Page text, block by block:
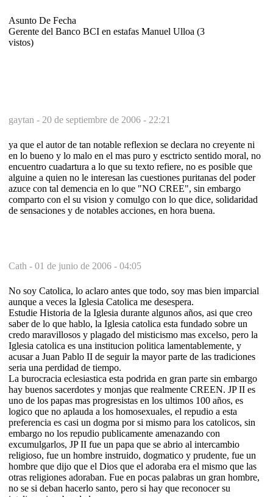
Asunto De Fecha
Gerente del Banco BCI en estafas Manuel Ulloa (3
vistos)
gaytan - 20 de septiembre de 2006 - 22:21
ya que el autor de tan notable reflexion se declara no creyente ni
en lo bueno y lo malo en el mas puro y esctricto sentido moral, no
encuentro cuadartura a lo que su texto refiere, no es posible que
alguine a quien no le interesan las cuestiones puritanas del poder
azuce con tal demencia en lo que "NO CREE", sin embargo
comparto con el su vision y comulgo con lo que dice, solidaridad
de sensaciones y de notables acciones, en hora buena.
Cath - 01 de junio de 2006 - 04:05
No soy Catolica, lo aclaro antes que todo, soy mas bien imparcial
aunque a veces la Iglesia Catolica me desespera.
Estudie Historia de la Iglesia durante algunos años, asi que creo
saber de lo que hablo, la Iglesia catolica esta fundado sobre un
credo maravillosos y plagado del misticismo mas excelso, pero la
Iglesia catolica es una institucion politica lamentablemente, y
acusar a Juan Pablo II de seguir la mayor parte de las tradiciones
seria una perdidad de tiempo.
La burocracia eclesiastica esta podrida en gran parte sin embargo
hay buenos sacerdotes y monjas que realmente CREEN. JP II es
uno de los papas mas progresistas en los ultimos 100 años, es
logico que no aplauda a los homosexuales, el repudio a esta
preferencia es casi un dogma por si mismo para los catolicos, sin
embargo no los repudio publicamente amenazando con
excumulgarlos, JP II fue un papa que se abrio al intercambio
religioso, fue un hombre instruido, dogmatico y prudente, fue un
hombre que dijo que el Dios que el adoraba era el mismo que las
otras religiones adoraban. Fue en pocas palabras un gran hombre,
no se si deban hacerlo santo, pero si hay que reconocer su